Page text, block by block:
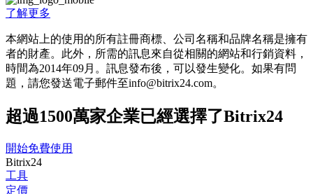
了解更多
本網站上的使用的所有註冊商標、公司名稱和品牌名稱是擁有
者的財產。此外，所需的訊息來自從相關的網站和行銷資料，
時間為201­4年09月。訊息發布後，可以發生變化。如果有問
題，請您發送電子郵件至info@bitrix24.com。
超過1500萬家企業已經選擇了Bitrix24
開始免費使用
Bitrix24
工具
定價